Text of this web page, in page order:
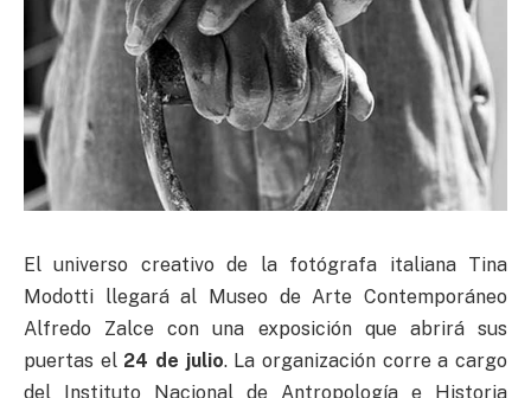
El universo creativo de la fotógrafa italiana Tina
Modotti llegará al Museo de Arte Contemporáneo
Alfredo Zalce con una exposición que abrirá sus
puertas el 24 de julio. La organización corre a cargo
del Instituto Nacional de Antropología e Historia